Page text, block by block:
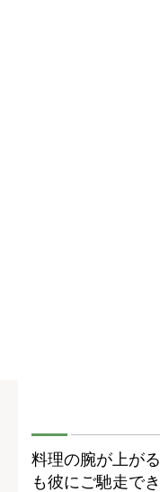
料理の腕が上が
も彼にご馳走で